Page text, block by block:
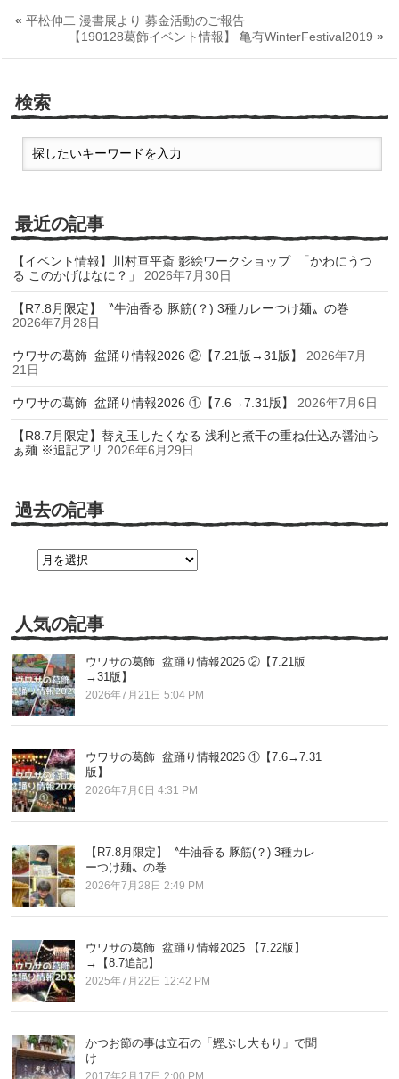
« 平松伸二 漫書展より 募金活動のご報告
【190128葛飾イベント情報】 亀有WinterFestival2019 »
検索
最近の記事
【イベント情報】川村亘平斎 影絵ワークショップ 「かわにうつ
る このかげはなに？」
2026年7月30日
【R7.8月限定】〝牛油香る 豚筋(？) 3種カレーつけ麺〟の巻
2026年7月28日
ウワサの葛飾 盆踊り情報2026 ②【7.21版→31版】
2026年7月
21日
ウワサの葛飾 盆踊り情報2026 ①【7.6→7.31版】 2026年7月6日
【R8.7月限定】替え玉したくなる 浅利と煮干の重ね仕込み醤油ら
ぁ麺 ※追記アリ 2026年6月29日
過去の記事
人気の記事
ウワサの葛飾 盆踊り情報2026 ②【7.21版
→31版】
2026年7月21日 5:04 PM
ウワサの葛飾 盆踊り情報2026 ①【7.6→7.31
版】
2026年7月6日 4:31 PM
【R7.8月限定】〝牛油香る 豚筋(？) 3種カレ
ーつけ麺〟の巻
2026年7月28日 2:49 PM
ウワサの葛飾 盆踊り情報2025 【7.22版】
→【8.7追記】
2025年7月22日 12:42 PM
かつお節の事は立石の「鰹ぶし大もり」で聞
け